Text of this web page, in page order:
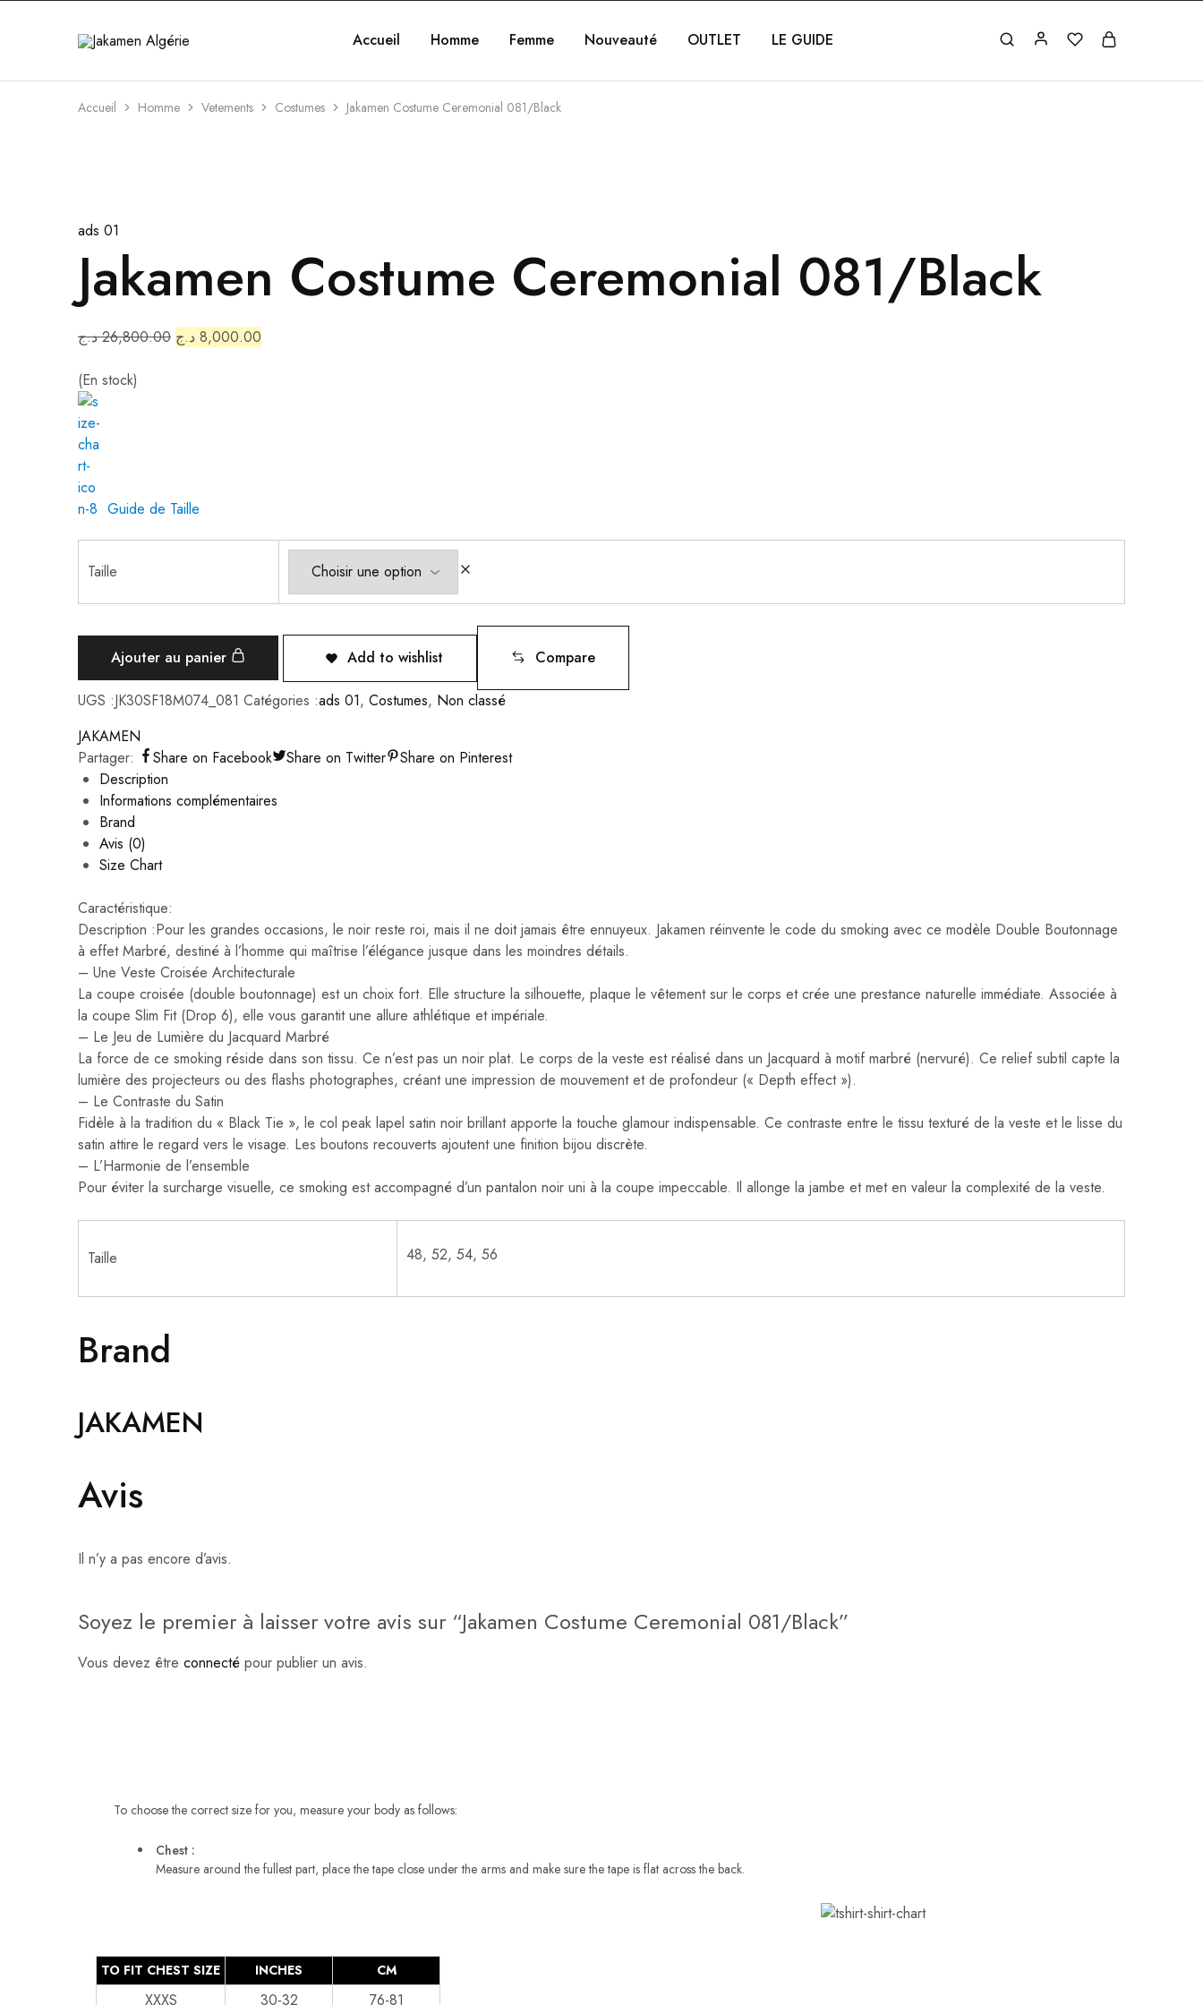
Jakamen Accueil Homme Femme Nouveauté OUTLET LE GUIDE
Accueil Homme Vetements Costumes Jakamen Costume Ceremonial 081/Black
ads 01
Jakamen Costume Ceremonial 081/Black
26,800.00 د.ج 8,000.00 د.ج
(En stock)
Guide de Taille
Taille
Ajouter au panier Add to wishlist Compare
UGS :JK30SF18M074_081 Catégories :ads 01, Costumes, Non classé
JAKAMEN
Partager:
Share on Facebook Share on Twitter
Share on Pinterest
Description
Informations complémentaires
Brand
Avis (0)
Size Chart
Caractéristique:
Description :Pour les grandes occasions, le noir reste roi, mais il ne doit jamais être ennuyeux. Jakamen réinvente le code du smoking avec ce modèle Double Boutonnage
à effet Marbré, destiné à l’homme qui maîtrise l’élégance jusque dans les moindres détails.
– Une Veste Croisée Architecturale
La coupe croisée (double boutonnage) est un choix fort. Elle structure la silhouette, plaque le vêtement sur le corps et crée une prestance naturelle immédiate. Associée à
la coupe Slim Fit (Drop 6), elle vous garantit une allure athlétique et impériale.
– Le Jeu de Lumière du Jacquard Marbré
La force de ce smoking réside dans son tissu. Ce n’est pas un noir plat. Le corps de la veste est réalisé dans un Jacquard à motif marbré (nervuré). Ce relief subtil capte la
lumière des projecteurs ou des flashs photographes, créant une impression de mouvement et de profondeur (« Depth effect »).
– Le Contraste du Satin
Fidèle à la tradition du « Black Tie », le col peak lapel satin noir brillant apporte la touche glamour indispensable. Ce contraste entre le tissu texturé de la veste et le lisse du
satin attire le regard vers le visage. Les boutons recouverts ajoutent une finition bijou discrète.
– L’Harmonie de l’ensemble
Pour éviter la surcharge visuelle, ce smoking est accompagné d’un pantalon noir uni à la coupe impeccable. Il allonge la jambe et met en valeur la complexité de la veste.
Taille 48, 52, 54, 56
Brand
JAKAMEN
Avis
Il n’y a pas encore d’avis.
Soyez le premier à laisser votre avis sur “Jakamen Costume Ceremonial 081/Black”
Vous devez être connecté pour publier un avis.
To choose the correct size for you, measure your body as follows:
Chest :
Measure around the fullest part, place the tape close under the arms and make sure the tape is flat across the back.
TO FIT CHEST SIZE INCHES CM
XXXS 30-32
76-81